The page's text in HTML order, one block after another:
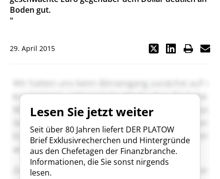
Boden gut.
"
29. April 2015
Lesen Sie jetzt weiter
Seit über 80 Jahren liefert DER PLATOW
Brief Exklusivrecherchen und Hintergründe
aus den Chefetagen der Finanzbranche.
Informationen, die Sie sonst nirgends
lesen.